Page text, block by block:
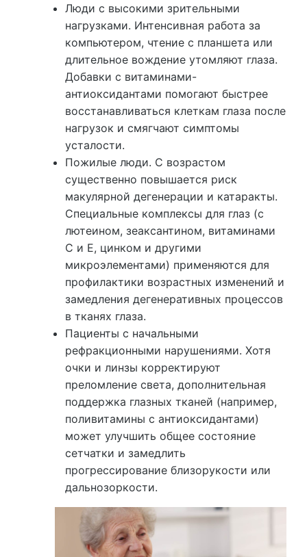
Люди с высокими зрительными
нагрузками. Интенсивная работа за
компьютером, чтение с планшета или
длительное вождение утомляют глаза.
Добавки с витаминами-
антиоксидантами помогают быстрее
восстанавливаться клеткам глаза после
нагрузок и смягчают симптомы
усталости.
Пожилые люди. С возрастом
существенно повышается риск
макулярной дегенерации и катаракты.
Специальные комплексы для глаз (с
лютеином, зеаксантином, витаминами
C и E, цинком и другими
микроэлементами) применяются для
профилактики возрастных изменений и
замедления дегенеративных процессов
в тканях глаза.
Пациенты с начальными
рефракционными нарушениями. Хотя
очки и линзы корректируют
преломление света, дополнительная
поддержка глазных тканей (например,
поливитамины с антиоксидантами)
может улучшить общее состояние
сетчатки и замедлить
прогрессирование близорукости или
дальнозоркости.